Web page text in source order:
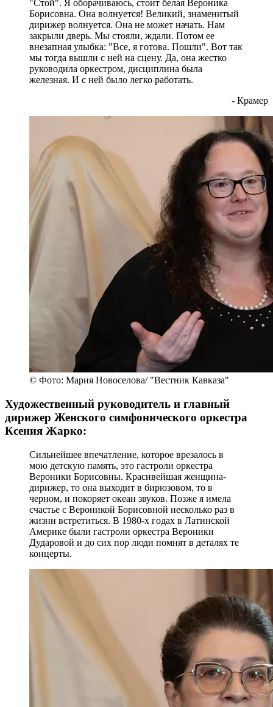
"Стой". Я оборачиваюсь, стоит белая Вероника
Борисовна. Она волнуется! Великий, знаменитый
дирижер волнуется. Она не может начать. Нам
закрыли дверь. Мы стояли, ждали. Потом ее
внезапная улыбка: "Все, я готова. Пошли". Вот так
мы тогда вышли с ней на сцену. Да, она жестко
руководила оркестром, дисциплина была
железная. И с ней было легко работать.
- Крамер
© Фото: Мария Новоселова/ "Вестник Кавказа"
Художественный руководитель и главный
дирижер Женского симфонического оркестра
Ксения Жарко:
Сильнейшее впечатление, которое врезалось в
мою детскую память, это гастроли оркестра
Вероники Борисовны. Красивейшая женщина-
дирижер, то она выходит в бирюзовом, то в
черном, и покоряет океан звуков. Позже я имела
счастье с Вероникой Борисовной несколько раз в
жизни встретиться. В 1980-х годах в Латинской
Америке были гастроли оркестра Вероники
Дударовой и до сих пор люди помнят в деталях те
концерты.